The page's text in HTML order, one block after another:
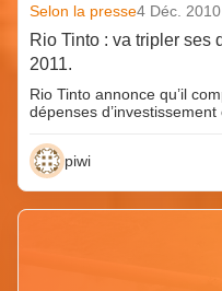
Selon la presse4 Déc. 2010
Rio Tinto : va tripler ses
2011.
Rio Tinto annonce qu’il
dépenses
piwi